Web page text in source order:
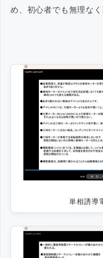
め、初心者でも無理な
単相誘導